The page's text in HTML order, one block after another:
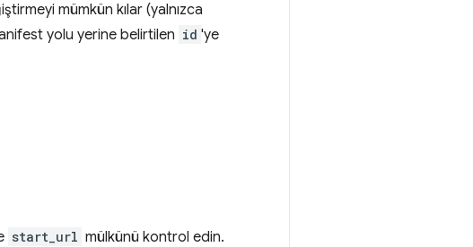
mümkün kılar (yalnızca
yolu yerine belirtilen id 'ye
start_url mülkünü kontrol edin.